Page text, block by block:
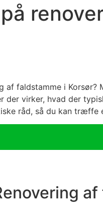
af faldstamme i
der virker, hvad der
råd, så du kan